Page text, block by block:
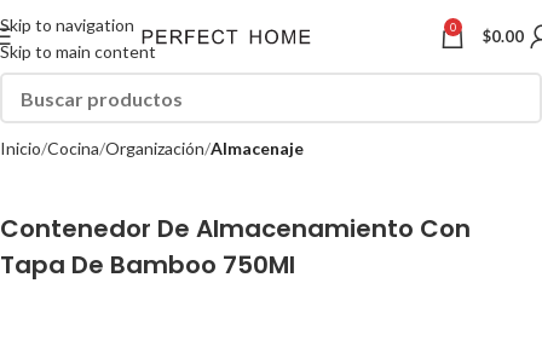
Skip to navigation
Skip to main content
0 $0.00
Inicio Cocina Organización Almacenaje
Contenedor De Almacenamiento Con
Tapa De Bamboo 750Ml